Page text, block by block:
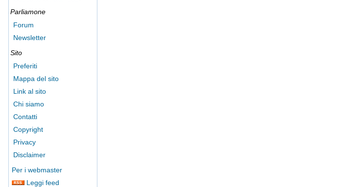
Parliamone
Forum
Newsletter
Sito
Preferiti
Mappa del sito
Link al sito
Chi siamo
Contatti
Copyright
Privacy
Disclaimer
Per i webmaster
Leggi feed